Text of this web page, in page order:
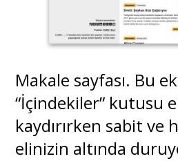
Makale sayfası. Bu
“İçindekiler” kutusu
kaydırırken sabit ve
elinizin altında